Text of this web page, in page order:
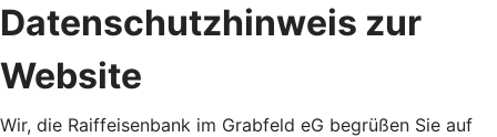
Datenschutzhinweis zur
Website
Wir, die Raiffeisenbank im Grabfeld eG begrüßen Sie auf